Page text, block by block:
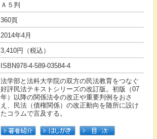
Ａ５判
360頁
2014年4月
3,410円（税込）
ISBN978-4-589-03584-4
法学部と法科大学院の双方の民法教育をつなぐ
好評民法テキストシリーズの改訂版。初版（07
年）以降の関係法令の改正や重要判例をおさ
え、民法（債権関係）の改正動向を随所に設け
たコラムで言及する。